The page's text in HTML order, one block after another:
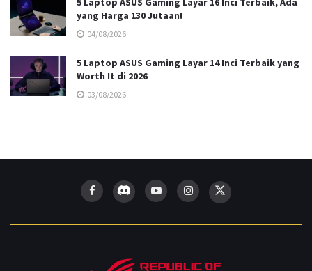
yang Harga 130 Jutaan!
04/08/2026
5 Laptop ASUS Gaming Layar 14 Inci Terbaik yang
Worth It di 2026
03/08/2026